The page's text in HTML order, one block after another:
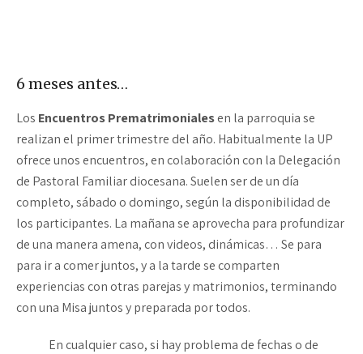
6 meses antes…
Los Encuentros Prematrimonialesen la parroquia se
realizan el primer trimestre del año. Habitualmente la UP
ofrece unos encuentros, en colaboración con la Delegación
de Pastoral Familiar diocesana. Suelen ser de un día
completo, sábado o domingo, según la disponibilidad de
los participantes. La mañana se aprovecha para profundizar
de una manera amena, con videos, dinámicas… Se para
para ir a comer juntos, y a la tarde se comparten
experiencias con otras parejas y matrimonios, terminando
con una Misa juntos y preparada por todos.
En cualquier caso, si hay problema de fechas o de